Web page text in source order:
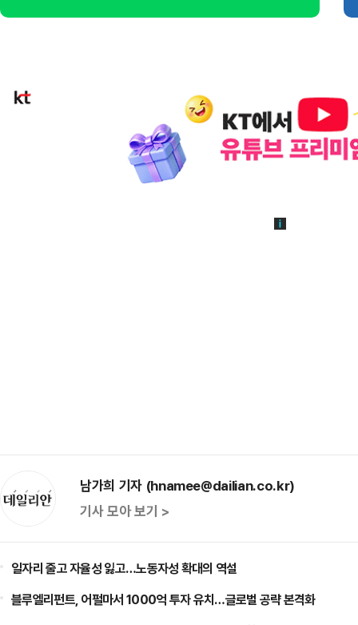
남가희 기자 (hnamee@dailian.co.kr)
기사 모아 보기 >
일자리 줄고 자율성 잃고…노동자성 확대의 역설
블루엘리펀트, 어펄마서 1000억 투자 유치…글로벌 공략 본격화